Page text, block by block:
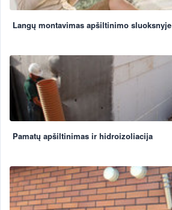
Langų montavimas apšiltinimo sluoksnyje
Pamatų apšiltinimas ir hidroizoliacija